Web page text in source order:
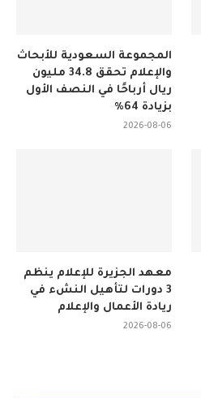
المجموعة السعودية للأبحاث
والإعلام تحقق 34.8 مليون
ريال أرباحًا في النصف الأول
بزيادة 64%
2026-08-06
معهد الجزيرة للإعلام ينظم
3 دورات لتأهيل النشء في
ريادة الأعمال والإعلام
2026-08-06